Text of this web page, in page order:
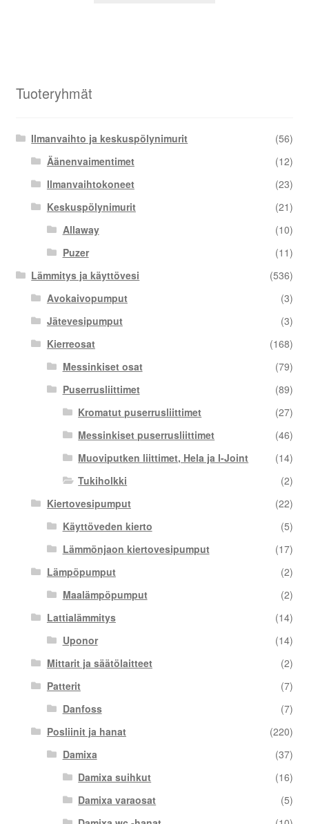
Tuoteryhmät
Ilmanvaihto ja keskuspölynimurit
(56)
Äänenvaimentimet
(12)
Ilmanvaihtokoneet
(23)
Keskuspölynimurit
(21)
Allaway
(10)
Puzer
(11)
Lämmitys ja käyttövesi
(536)
Avokaivopumput
(3)
Jätevesipumput
(3)
Kierreosat
(168)
Messinkiset osat
(79)
Puserrusliittimet
(89)
Kromatut puserrusliittimet
(27)
Messinkiset puserrusliittimet
(46)
Muoviputken liittimet, Hela ja I-Joint
(14)
Tukiholkki
(2)
Kiertovesipumput
(22)
Käyttöveden kierto
(5)
Lämmönjaon kiertovesipumput
(17)
Lämpöpumput
(2)
Maalämpöpumput
(2)
Lattialämmitys
(14)
Uponor
(14)
Mittarit ja säätölaitteet
(2)
Patterit
(7)
Danfoss
(7)
Posliinit ja hanat
(220)
Damixa
(37)
Damixa suihkut
(16)
Damixa varaosat
(5)